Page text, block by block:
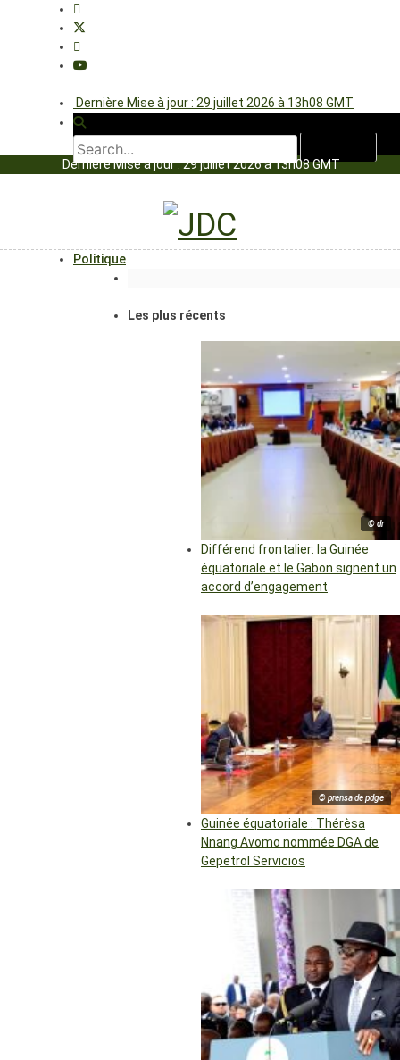
Dernière Mise à jour : 29 juillet 2026 à 13h08 GMT
Dernière Mise à jour : 29 juillet 2026 à 13h08 GMT
Politique
Les plus récents
© dr
Différend frontalier: la Guinée
équatoriale et le Gabon signent un
accord d’engagement
© prensa de pdge
Guinée équatoriale : Thérèsa
Nnang Avomo nommée DGA de
Gepetrol Servicios